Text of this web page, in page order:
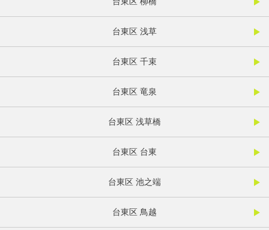
台東区 浅草
台東区 千束
台東区 竜泉
台東区 浅草橋
台東区 台東
台東区 池之端
台東区 鳥越